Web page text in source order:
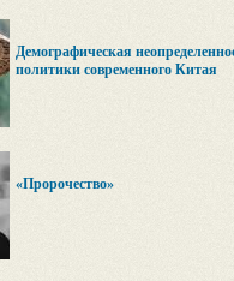
Демографическая
политики современного Китая
«Пророчество»